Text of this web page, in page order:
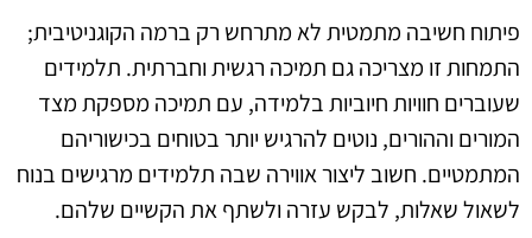
פיתוח חשיבה מתמטית לא מתרחש רק ברמה הקוגניטיבית;
התמחות זו מצריכה גם תמיכה רגשית וחברתית. תלמידים
שעוברים חוויות חיוביות בלמידה, עם תמיכה מספקת מצד
המורים וההורים, נוטים להרגיש יותר בטוחים בכישוריהם
המתמטיים. חשוב ליצור אווירה שבה תלמידים מרגישים בנוח
לשאול שאלות, לבקש עזרה ולשתף את הקשיים שלהם.